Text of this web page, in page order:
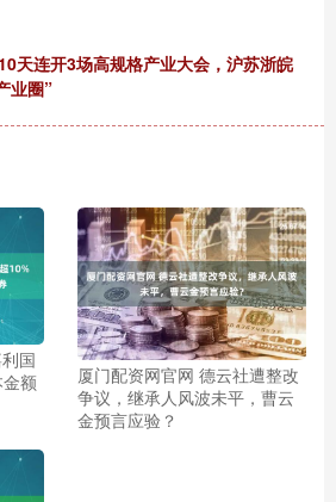
天连开3场高规格产业大会，沪苏浙皖
业圈”
国
额
厦门配资网官网 德云社遭整改
争议，继承人风波未平，曹云
金预言应验？